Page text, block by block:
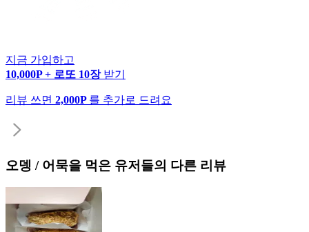
지금 가입하고
10,000P + 로또 10장 받기
리뷰 쓰면 2,000P 를 추가로 드려요
오뎅 / 어묵을 먹은 유저들의 다른 리뷰